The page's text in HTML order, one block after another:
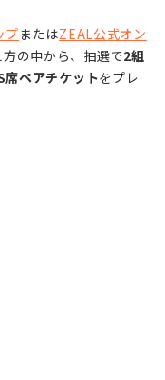
プまたはZEAL公式オン
の中から、抽選で2組
ペアチケットをプレ